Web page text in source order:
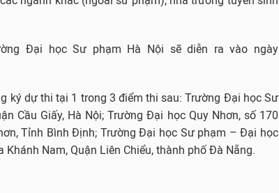
Đại học Sư phạm Hà Nội sẽ diễn ra vào ngày
ký dự thi tại 1 trong 3 điểm thi sau: Trường Đại học Sư
Cầu Giấy, Hà Nội; Trường Đại học Quy Nhơn, số 170
Tỉnh Bình Định; Trường Đại học Sư phạm – Đại học
Nam, Quận Liên Chiểu, thành phố Đà Nẵng.